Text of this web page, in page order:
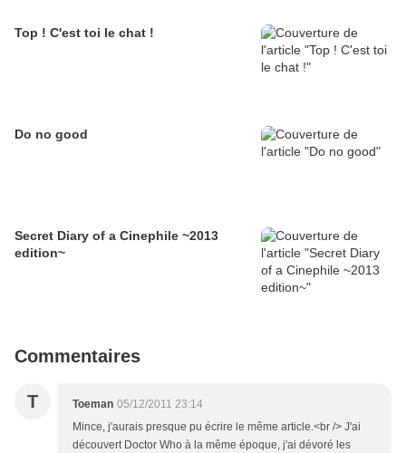
Top ! C'est toi le chat !
Do no good
Secret Diary of a Cinephile ~2013
edition~
Commentaires
T Toeman 05/12/2011 23:14
Mince, j'aurais presque pu écrire le même article.<br /> J'ai
découvert Doctor Who à la même époque, j'ai dévoré les